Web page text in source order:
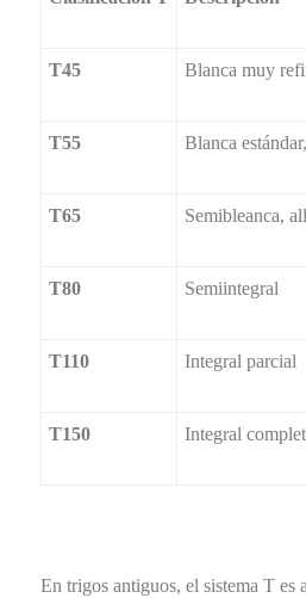
T45 Blanca muy
T55 Blanca
T65 Semibleanca,
T80 Semiintegral
T110 Integral parcial
T150 Integral
En trigos antiguos, el sistema T es